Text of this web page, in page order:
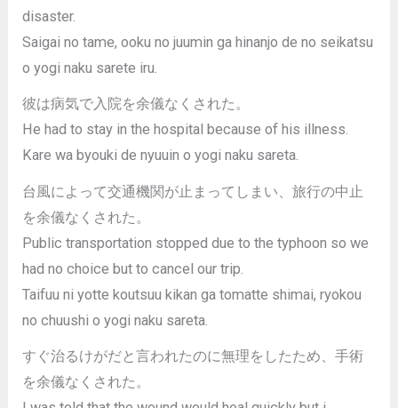
disaster.
Saigai no tame, ooku no juumin ga hinanjo de no seikatsu
o yogi naku sarete iru.
彼は病気で入院を余儀なくされた。
He had to stay in the hospital because of his illness.
Kare wa byouki de nyuuin o yogi naku sareta.
台風によって交通機関が止まってしまい、旅行の中止
を余儀なくされた。
Public transportation stopped due to the typhoon so we
had no choice but to cancel our trip.
Taifuu ni yotte koutsuu kikan ga tomatte shimai, ryokou
no chuushi o yogi naku sareta.
すぐ治るけがだと言われたのに無理をしたため、手術
を余儀なくされた。